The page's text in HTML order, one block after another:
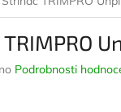
Podrobnosti